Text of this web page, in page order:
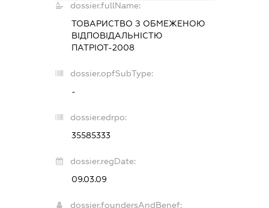
dossier.fullName:
ТОВАРИСТВО З ОБМЕЖЕНОЮ
ВІДПОВІДАЛЬНІСТЮ
ПАТРІОТ-2008
dossier.opfSubType:
-
dossier.edrpo:
35585333
dossier.regDate:
09.03.09
dossier.foundersAndBenef: